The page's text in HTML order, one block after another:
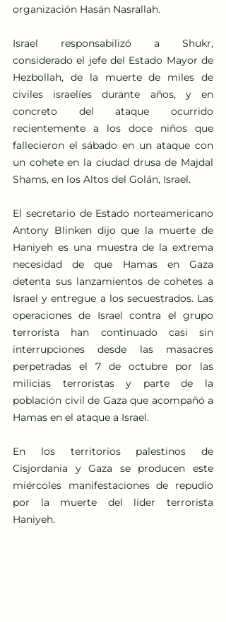
organización Hasán Nasrallah.
Israel responsabilizó a Shukr,
considerado el jefe del Estado Mayor de
Hezbollah, de la muerte de miles de
civiles israelíes durante años, y en
concreto del ataque ocurrido
recientemente a los doce niños que
fallecieron el sábado en un ataque con
un cohete en la ciudad drusa de Majdal
Shams, en los Altos del Golán, Israel.
El secretario de Estado norteamericano
Antony Blinken dijo que la muerte de
Haniyeh es una muestra de la extrema
necesidad de que Hamas en Gaza
detenta sus lanzamientos de cohetes a
Israel y entregue a los secuestrados. Las
operaciones de Israel contra el grupo
terrorista han continuado casi sin
interrupciones desde las masacres
perpetradas el 7 de octubre por las
milicias terroristas y parte de la
población civil de Gaza que acompañó a
Hamas en el ataque a Israel.
En los territorios palestinos de
Cisjordania y Gaza se producen este
miércoles manifestaciones de repudio
por la muerte del líder terrorista
Haniyeh.